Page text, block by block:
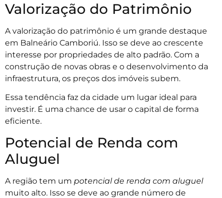
Valorização do Patrimônio
A valorização do patrimônio é um grande destaque
em Balneário Camboriú. Isso se deve ao crescente
interesse por propriedades de alto padrão. Com a
construção de novas obras e o desenvolvimento da
infraestrutura, os preços dos imóveis subem.
Essa tendência faz da cidade um lugar ideal para
investir. É uma chance de usar o capital de forma
eficiente.
Potencial de Renda com
Aluguel
A região tem um potencial de renda com aluguel
muito alto. Isso se deve ao grande número de